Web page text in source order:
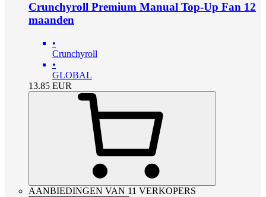
Crunchyroll Premium Manual Top-Up Fan 12
maanden
•
Crunchyroll
•
GLOBAL
13.85 EUR
AANBIEDINGEN VAN 11 VERKOPERS